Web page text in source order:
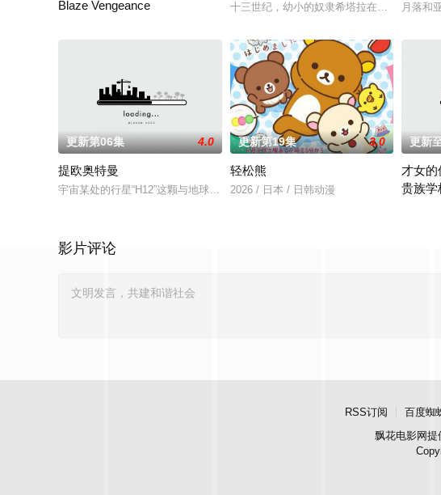
Blaze Vengeance
十三世纪，幼小的奴隶希塔拉在伊朗东部城
月落和
更新第06集 4.0
提欧奥特曼
宇宙某处的行星“H12”这颗与地球极其相似的星球，某日遭到了来自外星的宇宙怪
更新第19集 3.0
轻松熊
2026 / 日本 / 日韩动漫
更新
才女
贵族学
影片评论
RSS订阅 百度蜘
飘花电影网提